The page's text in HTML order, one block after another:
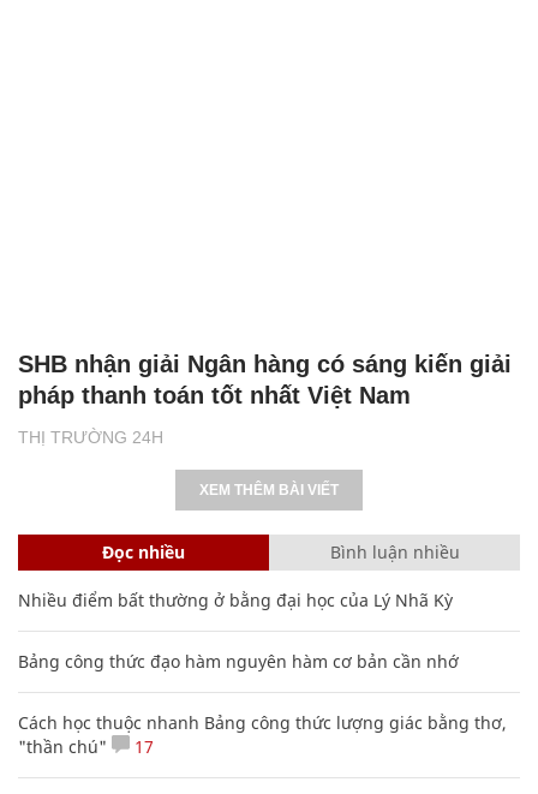
THỊ TRƯỜNG 24H
SHB nhận giải Ngân hàng có sáng kiến giải
pháp thanh toán tốt nhất Việt Nam
XEM THÊM BÀI VIẾT
Đọc nhiều Bình luận nhiều
Nhiều điểm bất thường ở bằng đại học của Lý Nhã Kỳ
Bảng công thức đạo hàm nguyên hàm cơ bản cần nhớ
Cách học thuộc nhanh Bảng công thức lượng giác bằng thơ,
"thần chú"
17